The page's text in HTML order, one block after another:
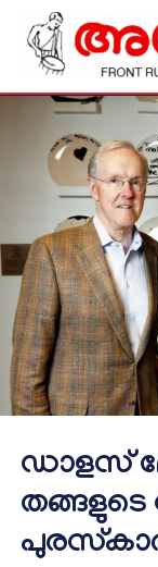
ഡാളസ്
തങ്ങളുടെ